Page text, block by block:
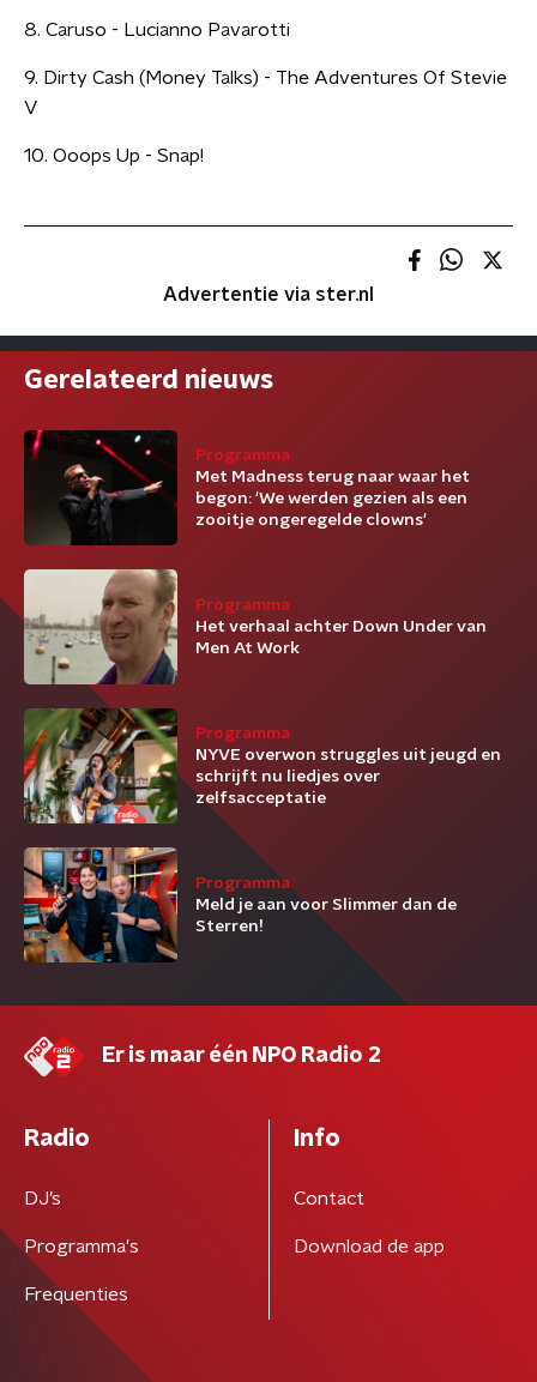
8. Caruso - Lucianno Pavarotti
9. Dirty Cash (Money Talks) - The Adventures Of Stevie
V
10. Ooops Up - Snap!
Advertentie via ster.nl
Gerelateerd nieuws
Programma
Met Madness terug naar waar het
begon: 'We werden gezien als een
zooitje ongeregelde clowns'
Programma
Het verhaal achter Down Under van
Men At Work
Programma
NYVE overwon struggles uit jeugd en
schrijft nu liedjes over
zelfsacceptatie
Programma
Meld je aan voor Slimmer dan de
Sterren!
Er is maar één NPO Radio 2
Radio
DJ’s
Programma's
Frequenties
Info
Contact
Download de app